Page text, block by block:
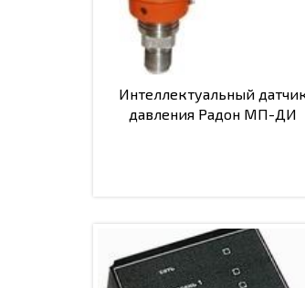
Интеллектуальный
давления Радон МП-ДИ